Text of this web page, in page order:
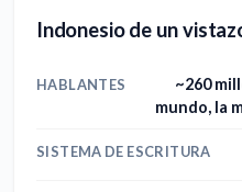
Indonesio de un
HABLANTES
~260
mundo, la
SISTEMA DE ESCRITURA